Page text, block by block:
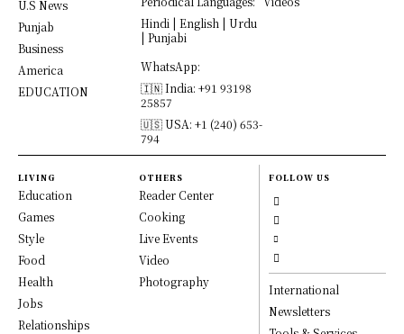
U.S News
Punjab
Business
America
EDUCATION
Hindi | English | Urdu
| Punjabi
WhatsApp:
🇮🇳 India: +91 93198
25857
🇺🇸 USA: +1 (240) 653-
794
LIVING
Education
Games
Style
Food
Health
Jobs
Relationships
OTHERS
Reader Center
Cooking
Live Events
Video
Photography
FOLLOW US
International
Newsletters